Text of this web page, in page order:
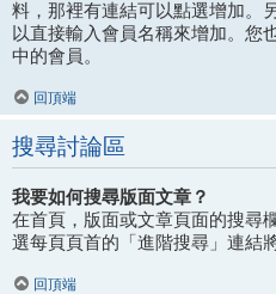
料，那裡有連結可以點選增加。
以直接輸入會員名稱來增加。您
中的會員。
回頂端
搜尋討論區
我要如何搜尋版面文章？
在首頁，版面或文章頁面的搜尋
選每頁頁首的「進階搜尋」連結
回頂端